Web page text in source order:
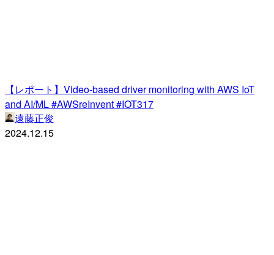
【レポート】Video-based driver monitoring with AWS IoT
and AI/ML #AWSreInvent #IOT317
遠藤正俊
2024.12.15